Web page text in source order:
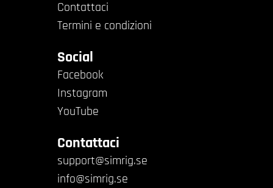
Contattaci
Termini e condizioni
Social
Facebook
Instagram
YouTube
Contattaci
support@simrig.se
info@simrig.se